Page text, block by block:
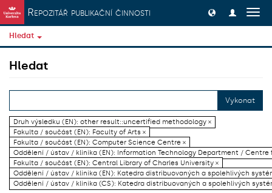
Přeskočit na obsah
Repozitář publikační činnosti
Hledat
Hledat
Vykonat
Druh výsledku (EN): other result::uncertified methodology ×
Fakulta / součást (EN): Faculty of Arts ×
Fakulta / součást (EN): Computer Science Centre ×
Oddělení / ústav / klinika (EN): Information Technology Department / Centre
Fakulta / součást (EN): Central Library of Charles University ×
Oddělení / ústav / klinika (EN): Katedra distribuovaných a spolehlivých
Oddělení / ústav / klinika (CS): Katedra distribuovaných a spolehlivých